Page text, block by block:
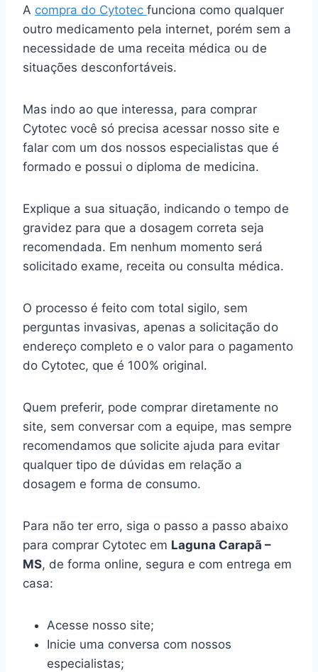
A compra do Cytotec funciona como qualquer
outro medicamento pela internet, porém sem a
necessidade de uma receita médica ou de
situações desconfortáveis.
Mas indo ao que interessa, para comprar
Cytotec você só precisa acessar nosso site e
falar com um dos nossos especialistas que é
formado e possui o diploma de medicina.
Explique a sua situação, indicando o tempo de
gravidez para que a dosagem correta seja
recomendada. Em nenhum momento será
solicitado exame, receita ou consulta médica.
O processo é feito com total sigilo, sem
perguntas invasivas, apenas a solicitação do
endereço completo e o valor para o pagamento
do Cytotec, que é 100% original.
Quem preferir, pode comprar diretamente no
site, sem conversar com a equipe, mas sempre
recomendamos que solicite ajuda para evitar
qualquer tipo de dúvidas em relação a
dosagem e forma de consumo.
Para não ter erro, siga o passo a passo abaixo
para comprar Cytotec em Laguna Carapã –
MS, de forma online, segura e com entrega em
casa:
Acesse nosso site;
Inicie uma conversa com nossos
especialistas;